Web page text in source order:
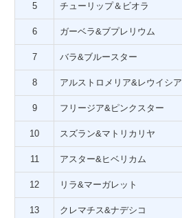
5 チューリップ＆ビオラ
6 ガーベラ&ブプレリウム
7 バラ&ブルースター
8 アルストロメリア&レウイシア
9 フリージア&ピンクスター
10 スズラン&マトリカリヤ
11 アスター&ヒベリカム
12 リラ&マーガレット
13 クレマチス&ナデシコ